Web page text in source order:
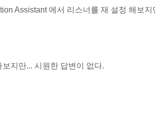
Assistant 에서 리스너를 재 설정 해보
지만... 시원한 답변이 없다.